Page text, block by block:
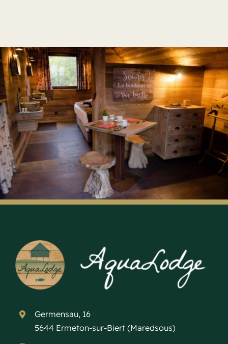
Germensau, 16
5644 Ermeton-sur-Biert (Maredsous)